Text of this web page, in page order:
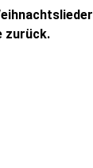
zurück.